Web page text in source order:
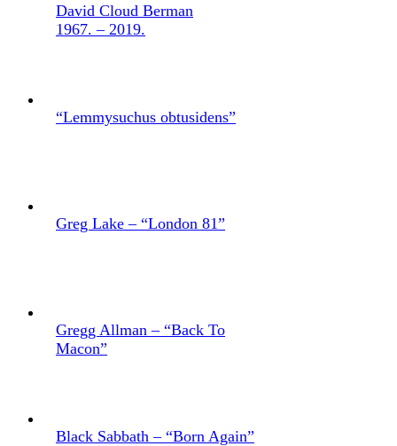
David Cloud Berman
1967. – 2019.
“Lemmysuchus obtusidens”
Greg Lake – “London 81”
Gregg Allman – “Back To
Macon”
Black Sabbath – “Born Again”